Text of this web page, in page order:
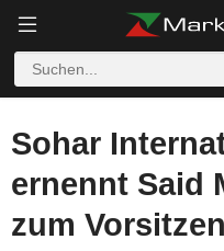
Sohar
ernennt Said
zum